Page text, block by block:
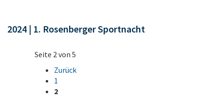
2024 | 1. Rosenberger Sportnacht
Seite 2 von 5
Zurück
1
2